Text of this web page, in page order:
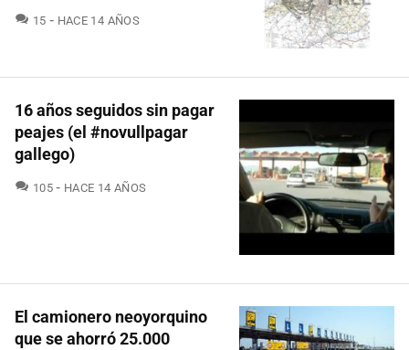
15 COMENTARIOS
HACE 14 AÑOS
16 años seguidos sin pagar
peajes (el #novullpagar
gallego)
105COMENTARIOS
HACE 14 AÑOS
El camionero neoyorquino
que se ahorró 25.000